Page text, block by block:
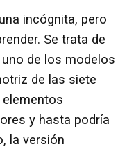
incógnita, pero
Se trata de
de los modelos
de las siete
elementos
y hasta podría
la versión